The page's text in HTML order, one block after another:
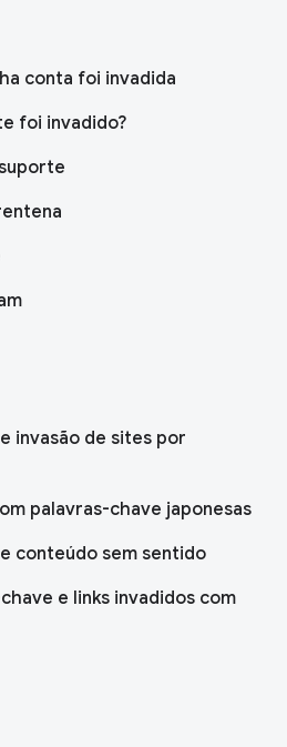
conta foi invadida
foi invadido?
invasão de sites por
palavras-chave japonesas
conteúdo sem sentido
e links invadidos com